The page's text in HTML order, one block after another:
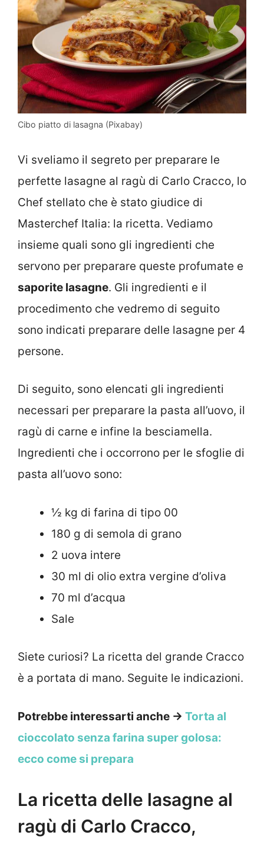
Cibo piatto di lasagna (Pixabay)
Vi sveliamo il segreto per preparare le
perfette lasagne al ragù di Carlo Cracco, lo
Chef stellato che è stato giudice di
Masterchef Italia: la ricetta. Vediamo
insieme quali sono gli ingredienti che
servono per preparare queste profumate e
saporite lasagne. Gli ingredienti e il
procedimento che vedremo di seguito
sono indicati preparare delle lasagne per 4
persone.
Di seguito, sono elencati gli ingredienti
necessari per preparare la pasta all’uovo, il
ragù di carne e infine la besciamella.
Ingredienti che i occorrono per le sfoglie di
pasta all’uovo sono:
½ kg di farina di tipo 00
180 g di semola di grano
2 uova intere
30 ml di olio extra vergine d’oliva
70 ml d’acqua
Sale
Siete curiosi? La ricetta del grande Cracco
è a portata di mano. Seguite le indicazioni.
Potrebbe interessarti anche → Torta al
cioccolato senza farina super golosa:
ecco come si prepara
La ricetta delle lasagne al
ragù di Carlo Cracco,